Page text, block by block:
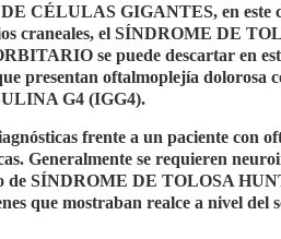
CÉLULAS GIGANTES, en este
craneales, el SÍNDROME DE
se puede descartar en
presentan oftalmoplejía dolorosa
G4 (IGG4).
frente a un paciente con
Generalmente se requieren
de SÍNDROME DE TOLOSA
que mostraban realce a nivel del